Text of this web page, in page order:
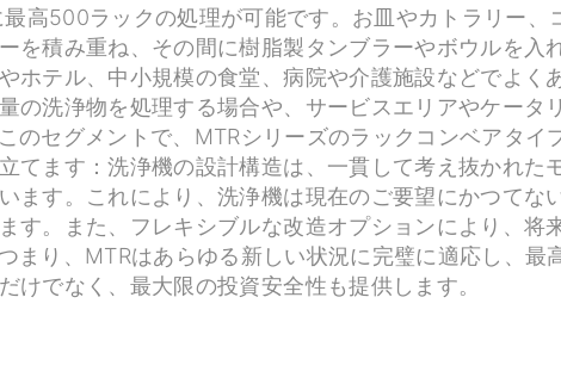
最高500ラックの処理が可能です。お皿やカトラリー、
を積み重ね、その間に樹脂製タンブラーやボウルを入
ホテル、中小規模の食堂、病院や介護施設などでよく
の洗浄物を処理する場合や、サービスエリアやケータ
のセグメントで、MTRシリーズのラックコンベアタイ
てます：洗浄機の設計構造は、一貫して考え抜かれた
ます。これにより、洗浄機は現在のご要望にかつてな
す。また、フレキシブルな改造オプションにより、将
まり、MTRはあらゆる新しい状況に完璧に適応し、最
だけでなく、最大限の投資安全性も提供します。